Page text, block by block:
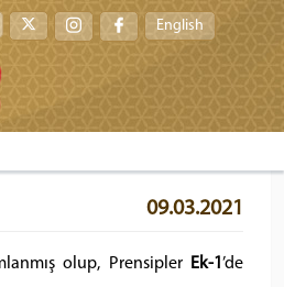
English
09.03.2021
olup, Prensipler Ek-1 ’de